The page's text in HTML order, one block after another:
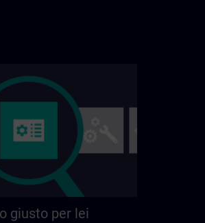
giusto per lei